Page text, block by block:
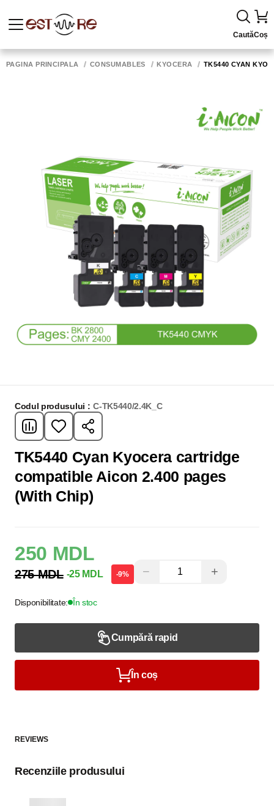
CautăCoș
PAGINA PRINCIPALĂ CONSUMABLES KYOCERA TK5440 CYAN
Codul produsului : C-TK5440/2.4K_C
TK5440 Cyan Kyocera cartridge
compatible Aicon 2.400 pages
(With Chip)
250 MDL
275 MDL -25 MDL -9% − +
Disponibilitate: În stoc
Cumpără rapid
În coș
REVIEWS
Recenziile produsului